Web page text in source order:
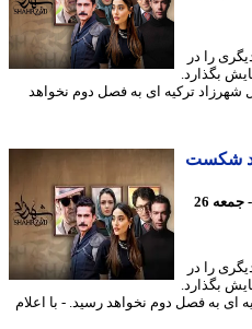
را در
ترکیه ای به فصل دوم نخواهد
18 ماه پیش - جمعه 26
را در
به فصل دوم نخواهد رسید. - با اعلام